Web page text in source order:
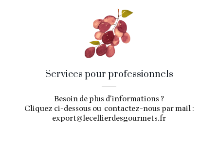
Services pour professionnels
Besoin de plus d'informations ?
Cliquez ci-dessous ou contactez-nous par mail :
export@lecellierdesgourmets.fr